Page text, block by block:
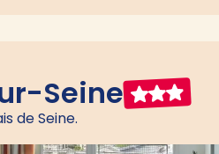
Seine
de Seine.